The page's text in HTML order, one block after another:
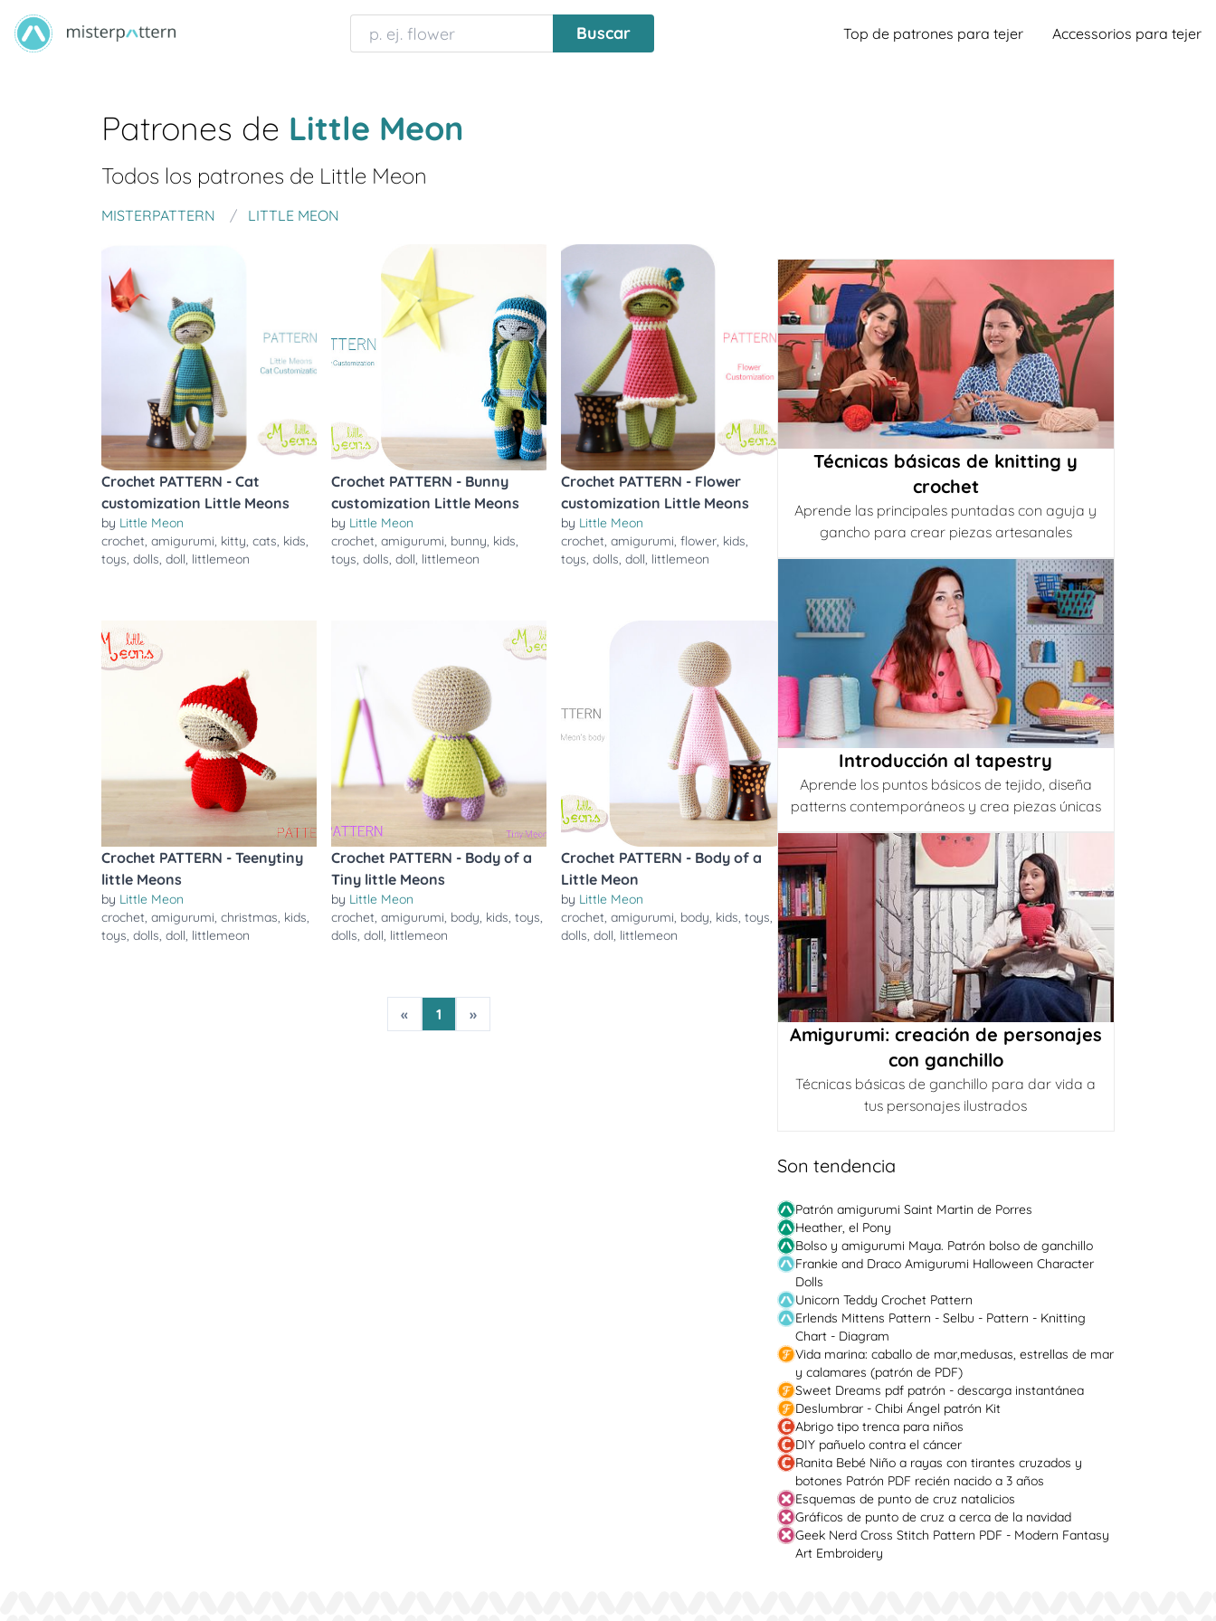
Top de patrones para tejer Accessorios para tejer
Patrones de Little Meon
Todos los patrones de Little Meon
MISTERPATTERN LITTLE MEON
Crochet PATTERN - Cat
customization Little Meons
by Little Meon
crochet, amigurumi, kitty, cats, kids,
toys, dolls, doll, littlemeon
Crochet PATTERN - Bunny
customization Little Meons
by Little Meon
crochet,amigurumi, bunny, kids,
toys,dolls,doll, littlemeon
Crochet PATTERN - Flower
customization Little Meons
by Little Meon
crochet,amigurumi,flower, kids,
toys,dolls,doll, littlemeon
Crochet PATTERN - Teenytiny
little Meons
by Little Meon
crochet, amigurumi, christmas, kids,
toys, dolls, doll, littlemeon
Crochet PATTERN - Body of a
Tiny little Meons
by Little Meon
crochet,amigurumi, body, kids,toys,
dolls,doll, littlemeon
Crochet PATTERN - Body of a
Little Meon
by Little Meon
crochet,amigurumi, body, kids,toys,
dolls,doll, littlemeon
« 1 »
Técnicas básicas de knitting y
crochet
Aprende las principales puntadas con aguja y
gancho para crear piezas artesanales
Introducción al tapestry
Aprende los puntos básicos de tejido, diseña
patterns contemporáneos y crea piezas únicas
Amigurumi: creación de personajes
con ganchillo
Técnicas básicas de ganchillo para dar vida a
tus personajes ilustrados
Son tendencia
Patrón amigurumi Saint Martin de Porres
Heather, el Pony
Bolso y amigurumi Maya. Patrón bolso de ganchillo
Frankie and Draco Amigurumi Halloween Character
Dolls
Unicorn Teddy Crochet Pattern
Erlends Mittens Pattern - Selbu - Pattern - Knitting
Chart - Diagram
Vida marina: caballo de mar,medusas, estrellas de mar
y calamares (patrón de PDF)
Sweet Dreams pdf patrón - descarga instantánea
Deslumbrar - Chibi Ángel patrón Kit
Abrigo tipo trenca para niños
DIY pañuelo contra el cáncer
Ranita Bebé Niño a rayas con tirantes cruzados y
botones Patrón PDF recién nacido a 3 años
Esquemas de punto de cruz natalicios
Gráficos de punto de cruz a cerca de la navidad
Geek Nerd Cross Stitch Pattern PDF - Modern Fantasy
Art Embroidery